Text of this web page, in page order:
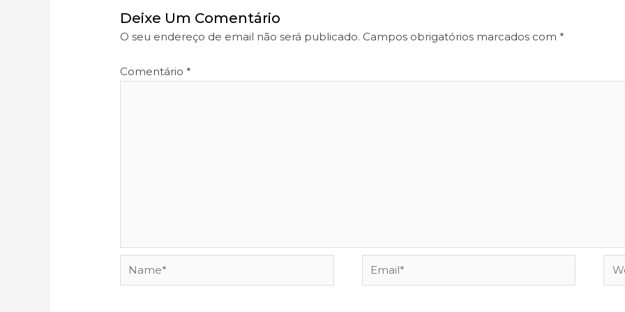
Deixe Um Comentário
O seu endereço de email não será publicado. Campos obrigatórios marcados com *
Comentário *
Name* Email*